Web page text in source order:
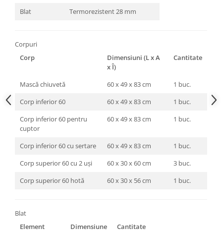
Blat
Termorezistent 28 mm
Corpuri
Corp
Dimensiuni (L x A
x Î)
Cantitate
Mască chiuvetă 60 x 49 x 83 cm
1 buc.
Corp inferior 60
60 x 49 x 83 cm
1 buc.
Corp inferior 60 pentru
cuptor
60 x 49 x 83 cm 1 buc.
Corp inferior 60 cu sertare 60 x 49 x 83 cm
1 buc.
Corp superior 60 cu 2 uși
60 x 30 x 60 cm
3 buc.
Corp superior 60 hotă
60 x 30 x 56 cm 1 buc.
Blat
Element
Dimensiune
Cantitate